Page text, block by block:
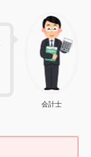
会計士